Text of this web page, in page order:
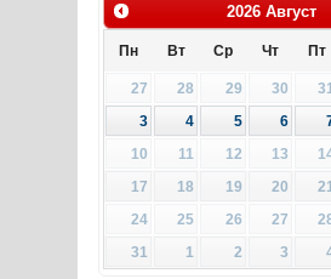
2026 Август
Пн Вт Ср Чт Пт
27 28 29 30 31
3
4 5 6
10
11 12 13
17
18 19 20 21
24
25 26 27
31
1 2 3